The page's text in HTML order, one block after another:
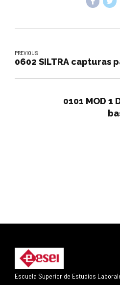
PREVIOUS
0602 SILTRA capturas
0101 MOD
Escuela Superior de Estudios